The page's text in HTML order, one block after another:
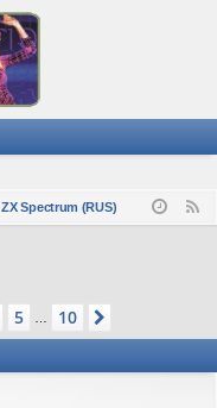
ZX Spectrum (RUS)
5 10